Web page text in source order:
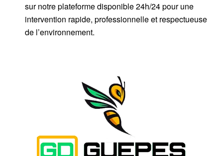
sur notre plateforme disponible 24h/24pour une
intervention rapide, professionnelle et respectueuse
de l’environnement.